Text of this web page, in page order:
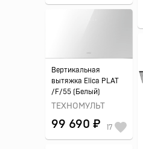
Вертикальная
вытяжка Elica PLAT
/F/55 (Белый)
ТЕХНОМУЛЬТ
99 690 ₽ 17